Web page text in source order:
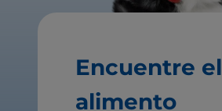
Encuentre el
alimento